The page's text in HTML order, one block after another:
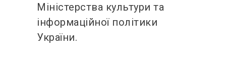
Міністерства культури та
інформаційної політики
України.